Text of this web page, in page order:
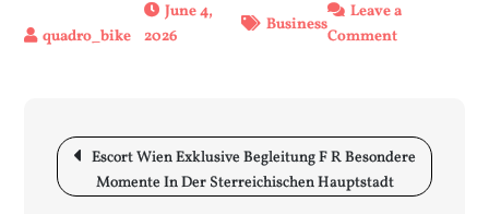
June 4,
2026
Business
Leave a
Comment
Indica,
Sativa
und
Post
navigation
Escort Wien Exklusive Begleitung F R Besondere
Momente In Der Sterreichischen Hauptstadt